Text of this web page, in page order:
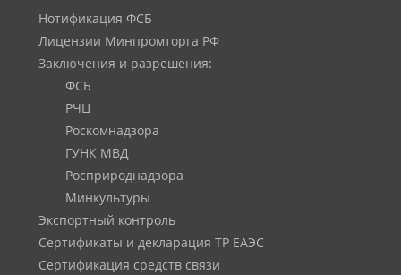
Нотификация ФСБ
Лицензии Минпромторга РФ
Заключения и разрешения:
ФСБ
РЧЦ
Роскомнадзора
ГУНК МВД
Росприроднадзора
Минкультуры
Экспортный контроль
Сертификаты и декларация ТР ЕАЭС
Сертификация средств связи